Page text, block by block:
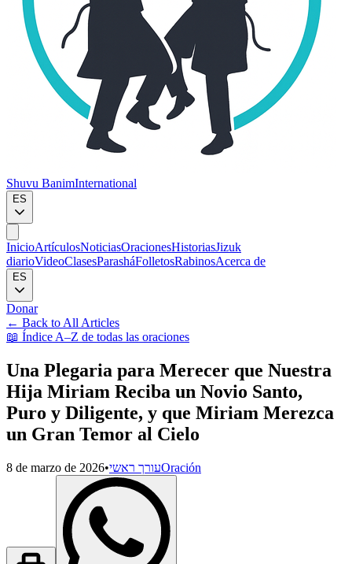
Shuvu BanimInternational
ES
InicioArtículosNoticiasOracionesHistoriasJizuk
diarioVideoClasesParasháFolletosRabinosAcerca de
ES
Donar
← Back to All Articles
📖 Índice A–Z de todas las oraciones
Una Plegaria para Merecer que Nuestra
Hija Miriam Reciba un Novio Santo,
Puro y Diligente, y que Miriam Merezca
un Gran Temor al Cielo
8 de marzo de 2026•עורך ראשיOración